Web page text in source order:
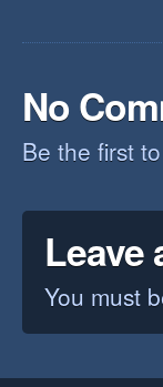
No
Be the first
Leave
You must